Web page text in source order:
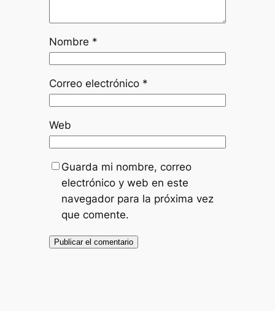
Nombre *
Correo electrónico *
Web
Guarda mi nombre, correo
electrónico y web en este
navegador para la próxima vez
que comente.